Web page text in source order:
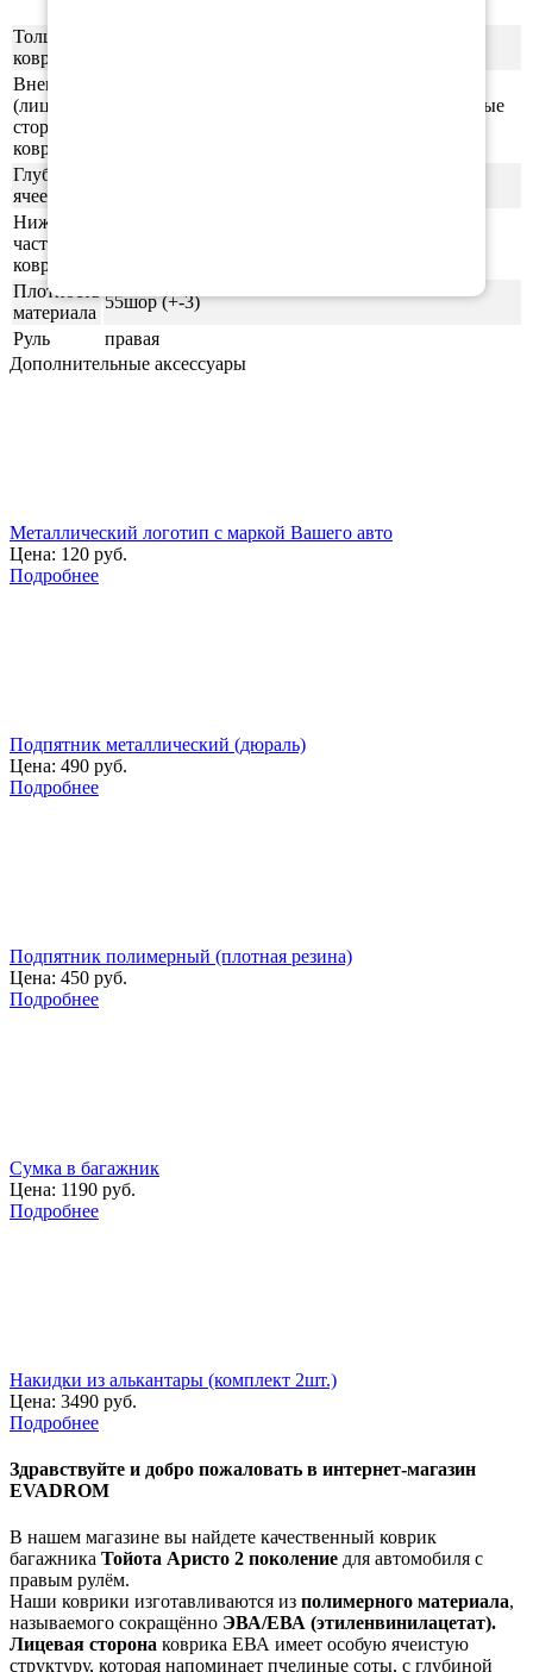
Толщина
ковриков
Внешняя
(лицевая)
сторона
ковриков
ячейки СОТЫ/РОМБ (напоминающие пчелиные
Глубина
ячеек
Нижняя
часть
ковриков
Плотность
материала
55шор (+-3)
Руль
правая
Дополнительные аксессуары
Металлический логотип с маркой Вашего авто
Цена: 120 руб.
Подробнее
Подпятник металлический (дюраль)
Цена: 490 руб.
Подробнее
Подпятник полимерный (плотная резина)
Цена: 450 руб.
Подробнее
Сумка в багажник
Цена: 1190 руб.
Подробнее
Накидки из алькантары (комплект 2шт.)
Цена: 3490 руб.
Подробнее
Здравствуйте и добро пожаловать в интернет-магазин
EVADROM
В нашем магазине вы найдете качественный коврик
багажника Тойота Аристо 2 поколение для автомобиля с
правым рулём.
Наши коврики изготавливаются из полимерного материала,
называемого сокращённо ЭВА/ЕВА (этиленвинилацетат).
Лицевая сторона коврика ЕВА имеет особую ячеистую
структуру, которая напоминает пчелиные соты, с глубиной